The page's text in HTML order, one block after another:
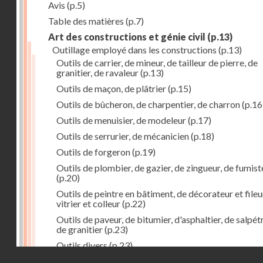
Avis (p.5)
Table des matières (p.7)
Art des constructions et génie civil (p.13)
Outillage employé dans les constructions (p.13)
Outils de carrier, de mineur, de tailleur de pierre, de
granitier, de ravaleur(p.13)
Outils de maçon, de plâtrier(p.15)
Outils de bûcheron, de charpentier, de charron
Outils de menuisier, de modeleur(p.17)
Outils de serrurier, de mécanicien(p.18)
Outils de forgeron(p.19)
Outils de plombier, de gazier, de zingueur, de
(p.20)
Outils de peintre en bâtiment, de décorateur et
vitrier et colleur(p.22)
Outils de paveur, de bitumier, d'asphaltier, de
de granitier(p.23)
Outils divers(p.23)